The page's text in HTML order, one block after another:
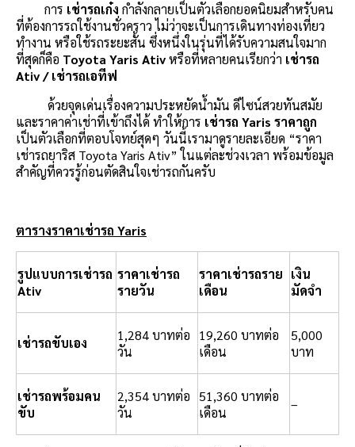
การ เช่ารถเก๋ง กำลังกลายเป็นตัวเลือกยอดนิยมสำหรับคน
ที่ต้องการรถใช้งานชั่วคราว ไม่ว่าจะเป็นการเดินทางท่องเที่ยว
ทำงาน หรือใช้รถระยะสั้น ซึ่งหนึ่งในรุ่นที่ได้รับความสนใจมาก
ที่สุดก็คือ Toyota Yaris Ativหรือที่หลายคนเรียกว่า เช่ารถ
Ativ / เช่ารถเอทีฟ
ด้วยจุดเด่นเรื่องความประหยัดน้ำมัน ดีไซน์สวยทันสมัย
และราคาค่าเช่าที่เข้าถึงได้ ทำให้การ เช่ารถ Yaris ราคาถูก
เป็นตัวเลือกที่ตอบโจทย์สุดๆ วันนี้เรามาดูรายละเอียด “ราคา
เช่ารถยาริส Toyota Yaris Ativ” ในแต่ละช่วงเวลา พร้อมข้อมูล
สำคัญที่ควรรู้ก่อนตัดสินใจเช่ารถกันครับ
ตารางราคาเช่ารถ Yaris
รูปแบบการเช่ารถ
Ativ
ราคาเช่ารถ
รายวัน
ราคาเช่ารถราย
เดือน
เงิน
มัดจำ
เช่ารถขับเอง
1,284 บาทต่อ
วัน
19,260 บาทต่อ
เดือน
5,000
บาท
เช่ารถพร้อมคน
ขับ
2,354 บาทต่อ
วัน
51,360 บาทต่อ
เดือน
–